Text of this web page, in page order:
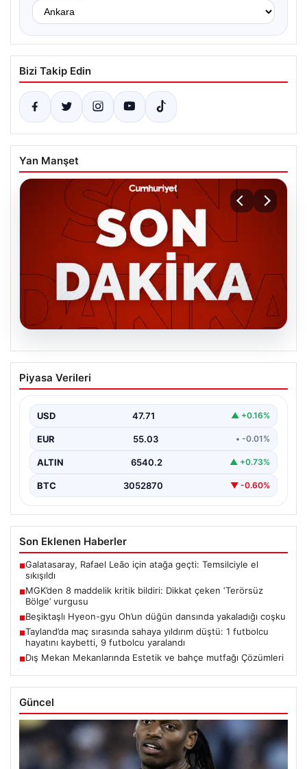
Bizi Takip Edin
Yan Manşet
MGK’den 8 maddelik kritik bildiri: Dikkat
çeken ‘Terörsüz Bölge’ vurgusu
Piyasa Verileri
USD 47.71 ▲ +0.16%
EUR 55.03 • -0.01%
ALTIN 6540.2 ▲ +0.73%
BTC 3052870 ▼ -0.60%
Son Eklenen Haberler
■Galatasaray, Rafael Leão için atağa geçti: Temsilciyle el
sıkışıldı
■MGK’den 8 maddelik kritik bildiri: Dikkat çeken ‘Terörsüz
Bölge’ vurgusu
■Beşiktaşlı Hyeon-gyu Oh’un düğün dansında yakaladığı coşku
■Tayland’da maç sırasında sahaya yıldırım düştü: 1 futbolcu
hayatını kaybetti, 9 futbolcu yaralandı
■Dış Mekan Mekanlarında Estetik ve bahçe mutfağı Çözümleri
Güncel